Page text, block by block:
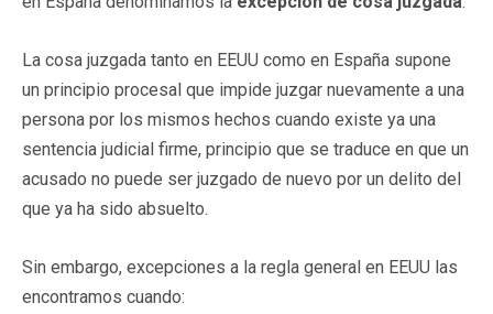
La cosa juzgada tanto en EEUU como en España supone
un principio procesal que impide juzgar nuevamente a una
persona por los mismos hechos cuando existe ya una
sentencia judicial firme, principio que se traduce en que un
acusado no puede ser juzgado de nuevo por un delito del
que ya ha sido absuelto.
Sin embargo, excepciones a la regla general en EEUU las
encontramos cuando: